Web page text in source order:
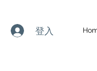
登入